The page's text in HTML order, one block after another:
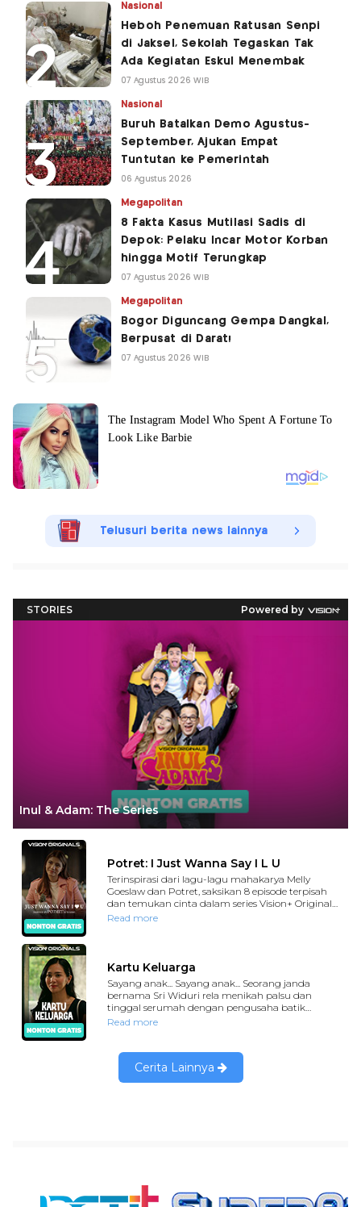
Nasional
Heboh Penemuan Ratusan Senpi
di Jaksel, Sekolah Tegaskan Tak
Ada Kegiatan Eskul Menembak
07 Agustus 2026 WIB
Nasional
Buruh Batalkan Demo Agustus-
September, Ajukan Empat
Tuntutan ke Pemerintah
06 Agustus 2026
Megapolitan
8 Fakta Kasus Mutilasi Sadis di
Depok: Pelaku Incar Motor Korban
hingga Motif Terungkap
07 Agustus 2026 WIB
Megapolitan
Bogor Diguncang Gempa Dangkal,
Berpusat di Darat!
07 Agustus 2026 WIB
Telusuri berita news lainnya